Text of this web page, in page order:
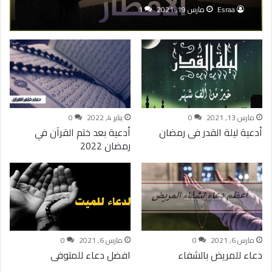
Esraa مارس 19, 2021 1
مارس 13, 2021 0
أدعية ليلة القدر فى رمضان
يناير 4, 2022 0
أدعية بعد ختم القرآن في
رمضان 2022
مارس 6, 2021 0
دعاء للمريض بالشفاء
مارس 6, 2021 0
افضل دعاء للمتوفى